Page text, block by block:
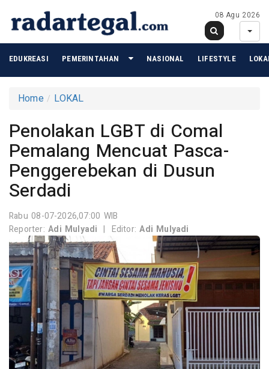
08 Agu 2026
EDUKREASI PEMERINTAHAN NASIONAL LIFESTYLE
Home LOKAL
Penolakan LGBT di Comal
Pemalang Mencuat Pasca-
Penggerebekan di Dusun
Serdadi
Rabu 08-07-2026,07:00 WIB
Reporter:Adi Mulyadi | Editor:Adi Mulyadi